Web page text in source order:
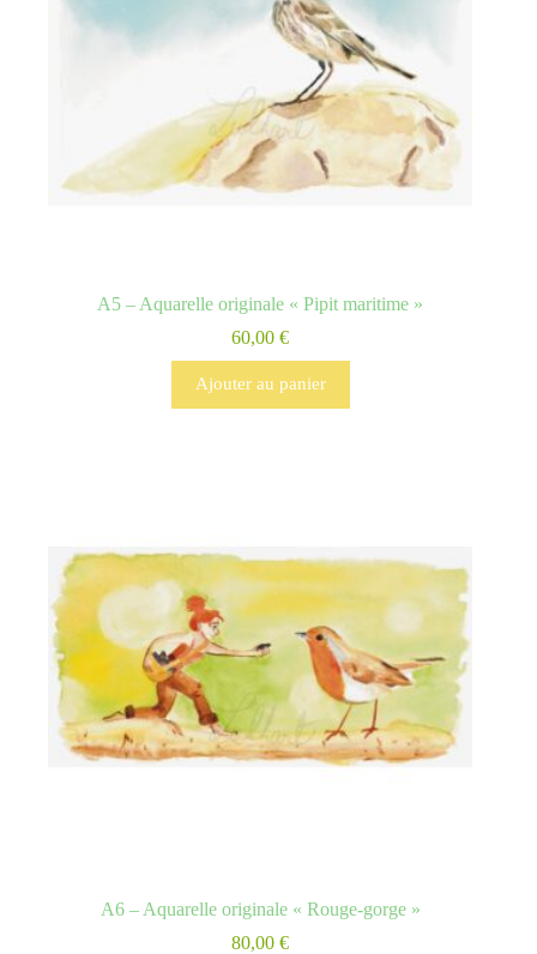
A5 – Aquarelle originale « Pipit maritime »
60,00€
Ajouter au panier
A6 – Aquarelle originale « Rouge-gorge »
80,00€